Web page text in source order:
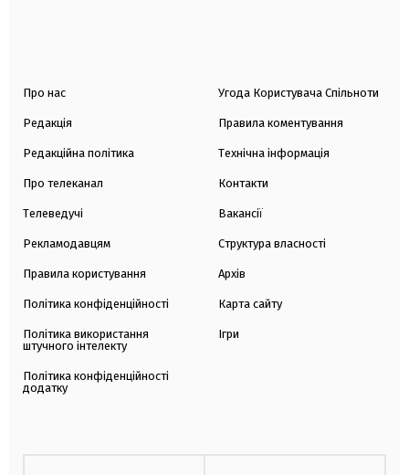
Про нас
Редакція
Редакційна політика
Про телеканал
Телеведучі
Рекламодавцям
Правила користування
Політика конфіденційності
Політика використання
штучного інтелекту
Політика конфіденційності
додатку
Угода Користувача Спільноти
Правила коментування
Технічна інформація
Контакти
Вакансії
Структура власності
Архів
Карта сайту
Ігри